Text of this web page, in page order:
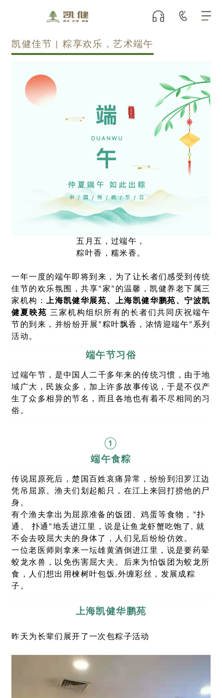
凯健佳节 | 粽享欢乐，艺术端午
五月五，过端午，
粽叶香，糯米香。
一年一度的端午即将到来，为了让长者们感受到传统
佳节的欢乐氛围，共享“家”的温馨，凯健养老下属三
家机构：上海凯健华展苑、上海凯健华鹏苑、宁波凯
健夏映苑三家机构组织所有的长者们共同庆祝端午
节的到来，并纷纷开展“粽叶飘香，浓情迎端午”系列
活动。
端午节习俗
过端午节，是中国人二千多年来的传统习惯，由于地
域广大，民族众多，加上许多故事传说，于是不仅产
生了众多相异的节名，而且各地也有着不尽相同的习
俗 。
①
端午食粽
传说屈原死后，楚国百姓哀痛异常，纷纷到汨罗江边
凭吊屈原。渔夫们划起船只，在江上来回打捞他的尸
身。
有个渔夫拿出为屈原准备的饭团、鸡蛋等食物，”扑
通、 扑通”地丢进江里，说是让鱼龙虾蟹吃饱了, 就
不会去咬屈大夫的身体了，人们见后纷纷仿效。
一位老医师则拿来一坛雄黄酒倒进江里，说是要药晕
蛟龙水兽，以免伤害屈大夫。后来为怕饭团为蛟龙所
食，人们想出用楝树叶包饭,外缠彩丝，发展成粽
子。
上海凯健华鹏苑
昨天为长辈们展开了一次包粽子活动